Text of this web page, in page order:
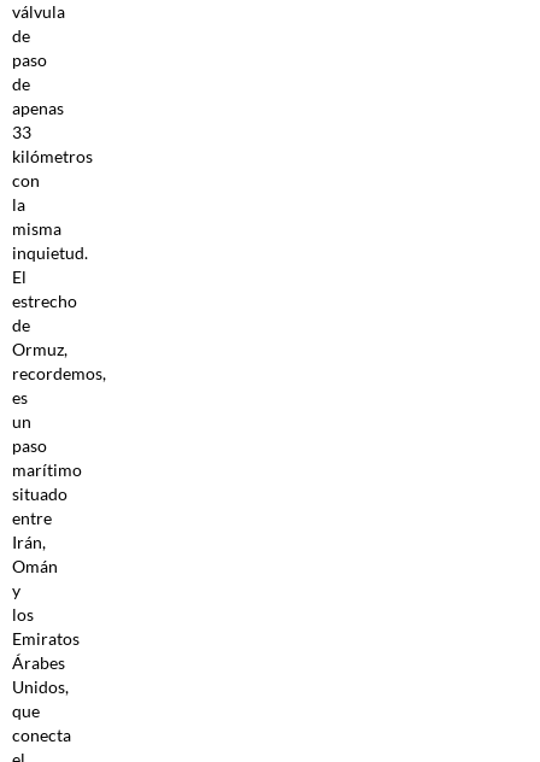
válvula
de
paso
de
apenas
33
kilómetros
con
la
misma
inquietud.
El
estrecho
de
Ormuz,
recordemos,
es
un
paso
marítimo
situado
entre
Irán,
Omán
y
los
Emiratos
Árabes
Unidos,
que
conecta